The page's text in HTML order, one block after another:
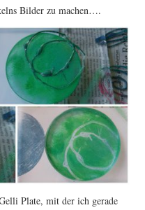
Bilder zu machen….
Plate, mit der ich gerade